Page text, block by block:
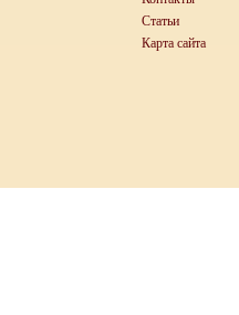
Статьи
Карта сайта